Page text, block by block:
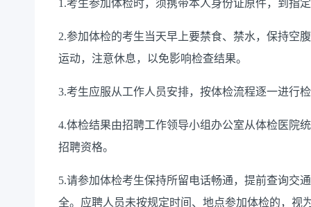
1.考生参加体检时，须携带本人身份证原件，到指
2.参加体检的考生当天早上要禁食、禁水，保持空
运动，注意休息，以免影响检查结果。
3.考生应服从工作人员安排，按体检流程逐一进行
4.体检结果由招聘工作领导小组办公室从体检医院
招聘资格。
5.请参加体检考生保持所留电话畅通，提前查询交
全。应聘人员未按规定时间、地点参加体检的，视